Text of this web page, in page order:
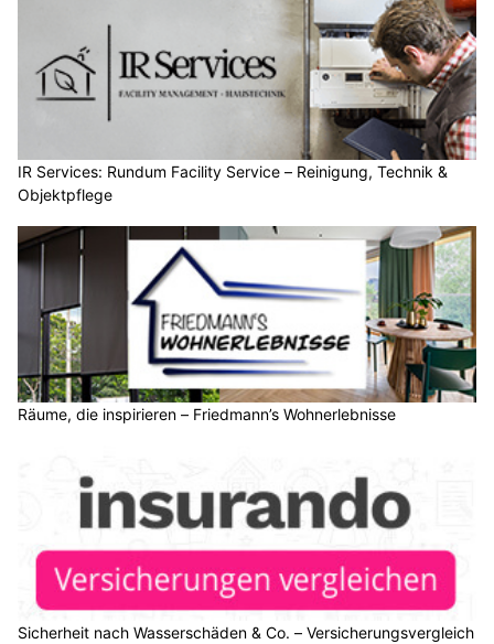
IR Services: Rundum Facility Service – Reinigung, Technik &
Objektpflege
Räume, die inspirieren – Friedmann’s Wohnerlebnisse
Sicherheit nach Wasserschäden & Co. – Versicherungsvergleich